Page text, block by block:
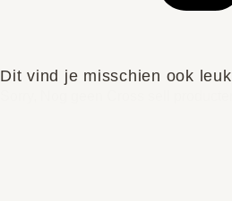
Dit vind je misschien ook leuk